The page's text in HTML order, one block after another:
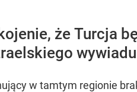
że Turcja
w tamtym regionie